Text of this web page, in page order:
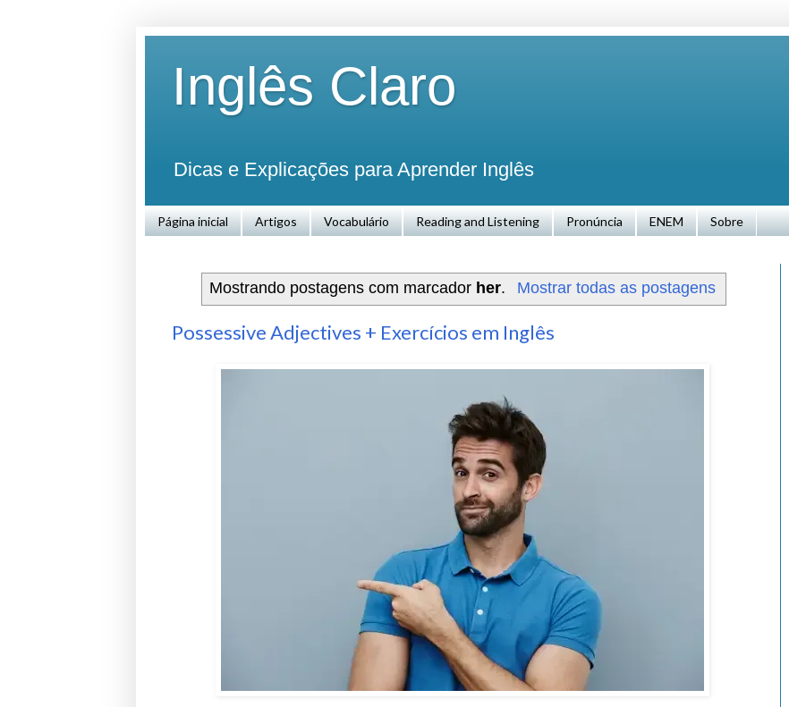
Inglês Claro
Dicas e Explicações para Aprender Inglês
Página inicial Artigos Vocabulário Reading and Listening Pronúncia ENEM Sobre
Mostrando postagens com marcador her. Mostrar todas as postagens
Possessive Adjectives + Exercícios em Inglês